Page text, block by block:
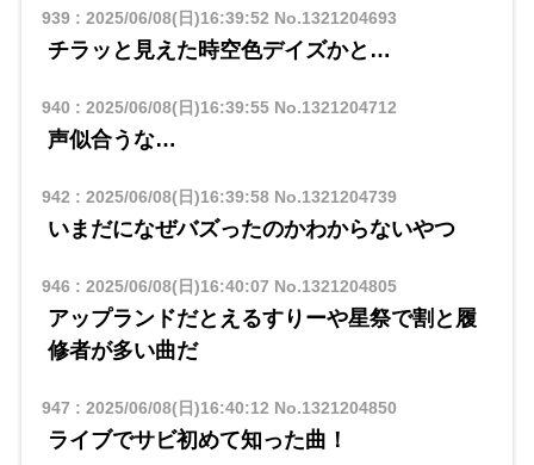
939: 2025/06/08(日)16:39:52 No.1321204693
チラッと見えた時空色デイズかと…
940 : 2025/06/08(日)16:39:55No.1321204712
声似合うな…
942 : 2025/06/08(日)16:39:58No.1321204739
いまだになぜバズったのかわからないやつ
946 : 2025/06/08(日)16:40:07 No.1321204805
アップランドだとえるすりーや星祭で割と履
修者が多い曲だ
947 : 2025/06/08(日)16:40:12 No.1321204850
ライブでサビ初めて知った曲！